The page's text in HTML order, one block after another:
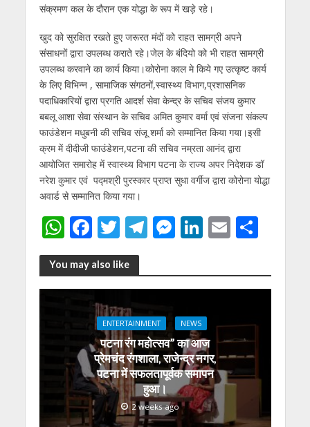
संक्रमण कल के दौरान एक योद्धा के रूप में खड़े रहे।
खुद को सुरक्षित रखते हुए जरूरत मंदों को राहत सामग्री अपने
संसाधनों द्वारा उपलब्ध कराते रहे।जेल के बंदियो को भी राहत सामग्री
उपलब्ध करवाने का कार्य किया।कोरोना काल मे किये गए उत्कृष्ट कार्य
के लिए विभिन्न , सामाजिक संगठनों,स्वास्थ्य विभाग,प्रशासनिक
पदाधिकारियों द्वारा प्रगति आदर्श सेवा केन्द्र के सचिव संजय कुमार
बबलू आशा सेवा संस्थान के सचिव अमित कुमार वर्मा एवं संजना संकल्प
फाउंडेशन मधुबनी की सचिव संजू शर्मा को सम्मानित किया गया।इसी
क्रम में दीदीजी फाउंडेशन,पटना की सचिव नम्रता आनंद द्वारा
आयोजित समारोह में स्वास्थ्य विभाग पटना के राज्य अपर निदेशक डॉ
नरेश कुमार एवं पद्मश्री पुरस्कार प्राप्त सुधा वर्गीज द्वारा कोरोना योद्धा
अवार्ड से सम्मानित किया गया।
W
h
at
s
p
F
ac
e
b
o
o
k
T
w
itt
er
T
e
gr
a
m
M
ss
e
n
g
er
Li
k
e
dI
n
E
ai
l
S
ar
e
You may also like
ENTERTAINMENT NEWS
पटना रंग महोत्सव” का आज
प्रेमचंद रंगशाला, राजेन्द्र नगर,
पटना में सफलतापूर्वक समापन
हुआ।
2 weeks ago